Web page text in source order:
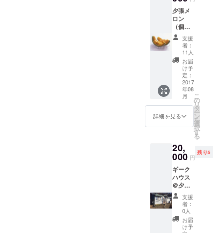
と同じ
です。
３日間
の食
事、宿
泊が
セット
になっ
ていま
す。
夕張メ
ロン
（個
選）２
玉 ふる
さと納
税でも
15000
円以上
からと
なって
いる夕
張メロ
ンを１
万円
で。 多
悪い場
合があ
ります
ので、
ご自宅
用に！
支援
者：
11人
お届
け予
定：
2017
年08
月
詳細を見る
こ
の
リ
タ
ー
ン
を
選
択
す
る
20,
000 円
残り5
ギーク
ハウス
＠夕
張 1か
月利用
権（初
期費用
支援
者：
0人
お届
け予